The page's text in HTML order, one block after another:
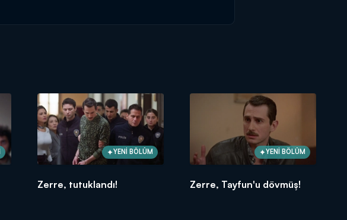
YENİ BÖLÜM
Zerre, tutuklandı!
YENİ BÖLÜM
Zerre, Tayfun'u dövmüş!